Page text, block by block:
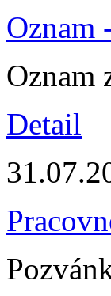
Oznam
Oznam
Detail